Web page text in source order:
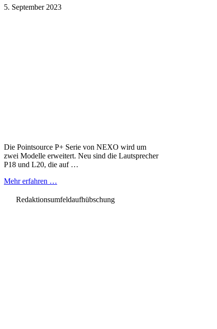
5. September 2023
Die Pointsource P+ Serie von NEXO wird um
zwei Modelle erweitert. Neu sind die Lautsprecher
P18 und L20, die auf …
Mehr erfahren …
Redaktionsumfeldaufhübschung